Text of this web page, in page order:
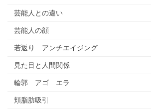
芸能人との違い
芸能人の顔
若返り アンチエイジング
見た目と人間関係
輪郭 アゴ エラ
頬脂肪吸引